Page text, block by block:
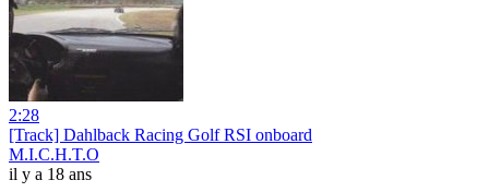
2:28
[Track] Dahlback Racing Golf RSI onboard
M.I.C.H.T.O
il y a 18 ans